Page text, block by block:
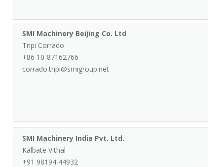
SMI Machinery Beijing Co. Ltd
Tripi Corrado
+86 10-87162766
corrado.tripi@smigroup.net
SMI Machinery India Pvt. Ltd.
Kalbate Vithal
+91 98194 44932